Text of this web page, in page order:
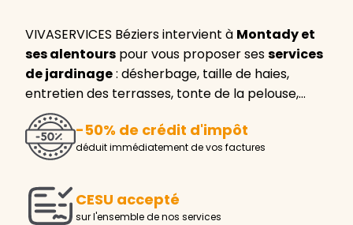
VIVASERVICES Béziers intervient à Montady et
ses alentours pour vous proposer sesservices
de jardinage: désherbage, taille de haies,
entretien des terrasses, tonte de la pelouse,…
-50% de crédit d'impôt
déduit immédiatement de vos factures
CESU accepté
sur l'ensemble de nos services